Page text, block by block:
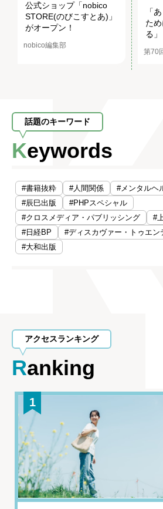
公式ショップ「nobico
STORE(のびこすとあ)」
がオープン！
nobico編集部
「
た
る」
第70
話題のキーワード
Keywords
#書籍抜粋 #人間関係
#メンタルヘ
#辰巳出版
#PHPスペシャル
#クロスメディア・パブリッシング
#
#日経BP
#ディスカヴァー・トゥエン
#大和出版
アクセスランキング
Ranking
1